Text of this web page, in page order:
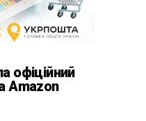
офіційний
Amazon